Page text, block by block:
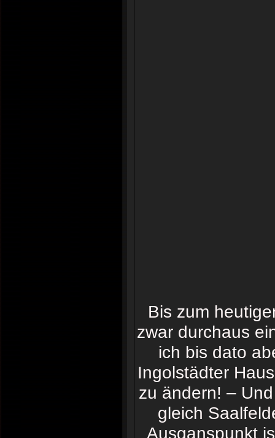
Bis zum
zwar durchaus
ich bis dato
Ingolstädter
zu ändern! –
gleich
Ausganspunkt